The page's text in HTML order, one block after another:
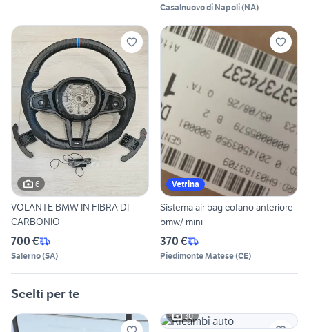
Casalnuovo di Napoli(NA)
6
VOLANTE BMW IN FIBRA DI
CARBONIO
700 €
Salerno(SA)
Vetrina
Sistema air bag cofano anteriore
bmw/ mini
370 €
Piedimonte Matese(CE)
Scelti per te
30